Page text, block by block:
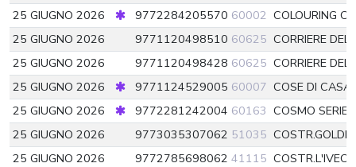
25 GIUGNO 2026
9772284205570 60002 COLOURING
25 GIUGNO 2026
9771120498510 60625 CORRIERE
25 GIUGNO 2026
9771120498428 60625 CORRIERE
25 GIUGNO 2026
9771124529005 60007 COSE DI CASA
25 GIUGNO 2026
9772281242004 60163 COSMO SERIE
25 GIUGNO 2026
9773035307062 51035
25 GIUGNO 2026
9772785698062 41115